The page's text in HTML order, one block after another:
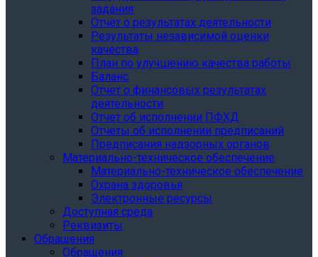
задания
Отчёт о результатах деятельности
Результаты независимой оценки
качества
План по улучшению качества работы
Баланс
Отчет о финансовых результатах
деятельности
Отчет об исполнении ПФХД
Отчеты об исполнении предписаний
Предписания надзорных органов
Материально-техническое обеспечение
Материально-техническое обеспечение
Охрана здоровья
Электронные ресурсы
Доступная среда
Реквизиты
Обращения
Обращения